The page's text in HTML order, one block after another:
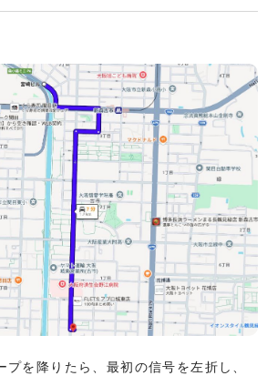
を降りたら、最初の信号を左折し、